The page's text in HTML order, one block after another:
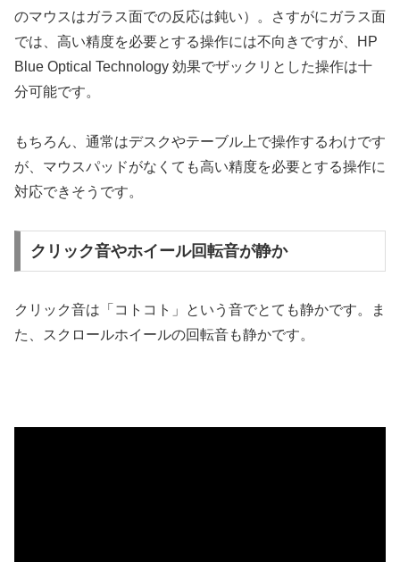
のマウスはガラス面での反応は鈍い）。さすがにガラス面
では、高い精度を必要とする操作には不向きですが、HP
Blue Optical Technology 効果でザックリとした操作は十
分可能です。
もちろん、通常はデスクやテーブル上で操作するわけです
が、マウスパッドがなくても高い精度を必要とする操作に
対応できそうです。
クリック音やホイール回転音が静か
クリック音は「コトコト」という音でとても静かです。ま
た、スクロールホイールの回転音も静かです。